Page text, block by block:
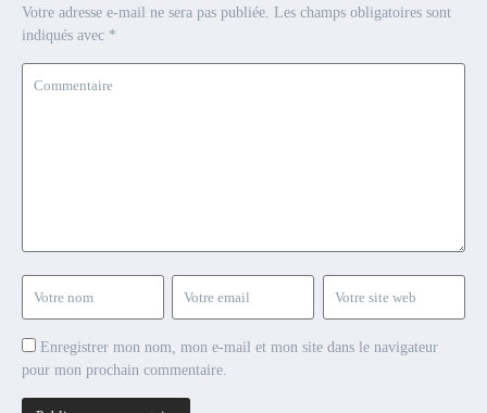
Votre adresse e-mail ne sera pas publiée. Les champs obligatoires sont
indiqués avec *
Enregistrer mon nom, mon e-mail et mon site dans le navigateur
pour mon prochain commentaire.